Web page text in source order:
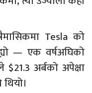
Tesla को
— एक वर्षअघिको
अर्बको अपेक्षा